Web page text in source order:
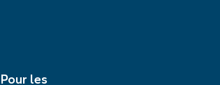
Pour les